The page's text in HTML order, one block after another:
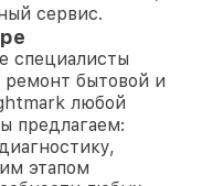
сервис.
специалисты
ремонт бытовой и
любой
предлагаем:
этапом